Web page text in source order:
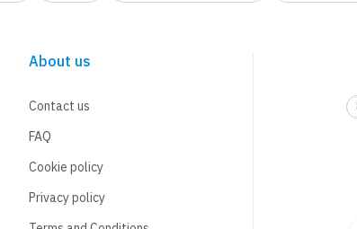
About us
Contact us
FAQ
Cookie policy
Privacy policy